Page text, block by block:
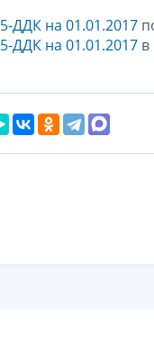
5-ДДК на 01.01.2017
5-ДДК на 01.01.2017